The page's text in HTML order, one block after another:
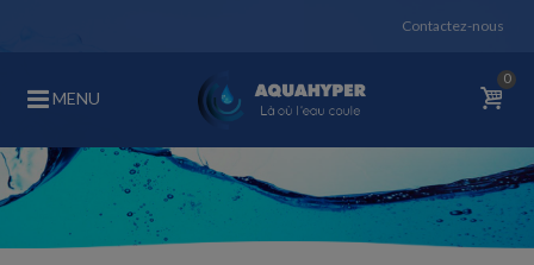
Contactez-nous
MENU
0